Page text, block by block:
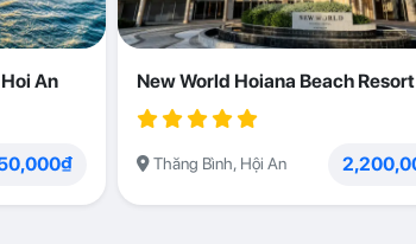
An New World Hoiana Beach Resort
Thăng Bình, Hội An